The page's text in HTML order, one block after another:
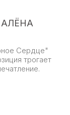
Сердце"
трогает